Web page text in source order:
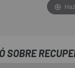
SOBRE